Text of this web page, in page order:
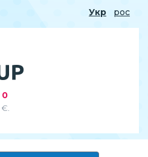
Укр рос
0
€.